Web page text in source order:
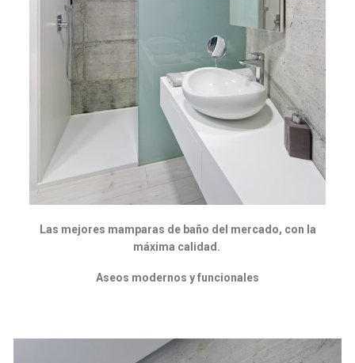
Las mejores mamparas de baño del mercado, con la
máxima calidad.
Aseos modernos y funcionales